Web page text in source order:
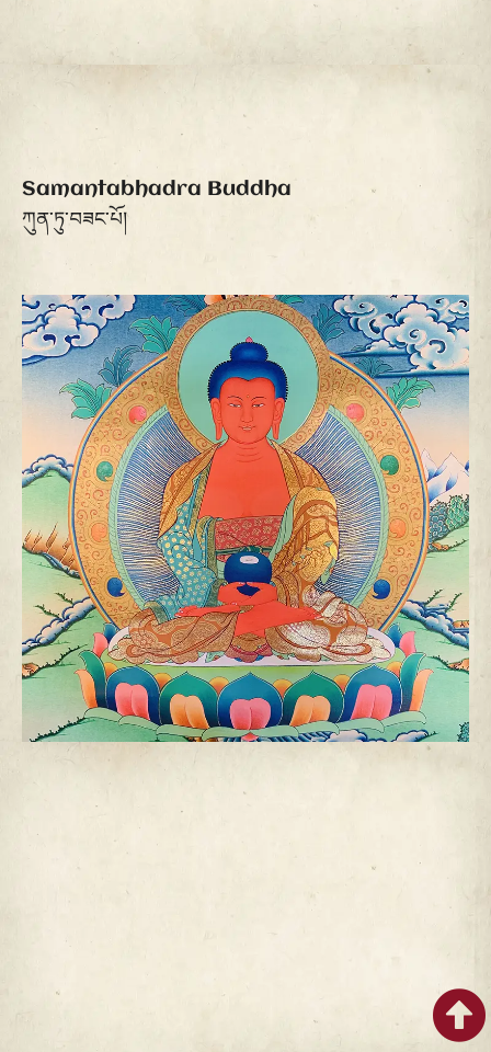
Samantabhadra Buddha
ཀུན་ཏུ་བཟང་པོ།